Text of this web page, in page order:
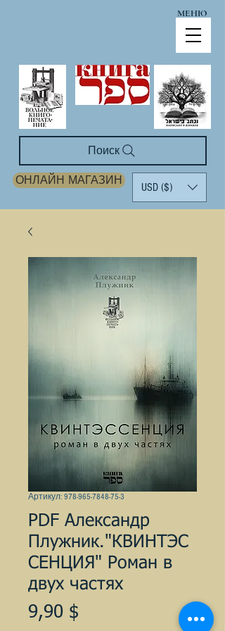
МЕНЮ
ОНЛАЙН МАГАЗИН
USD ($)
Поиск
Артикул: 978-965-7848-75-3
PDF Александр
Плужник."КВИНТЭС
СЕНЦИЯ" Роман в
двух частях
9,90 $